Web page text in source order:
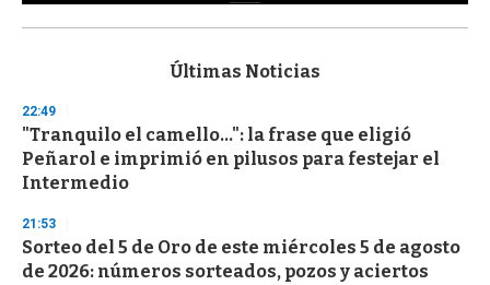
s
d
s
o
f
3
s
e
c
o
Últimas Noticias
22:49
"Tranquilo el camello...": la frase que eligió
Peñarol e imprimió en pilusos para festejar el
Intermedio
21:53
Sorteo del 5 de Oro de este miércoles 5 de agosto
de 2026: números sorteados, pozos y aciertos